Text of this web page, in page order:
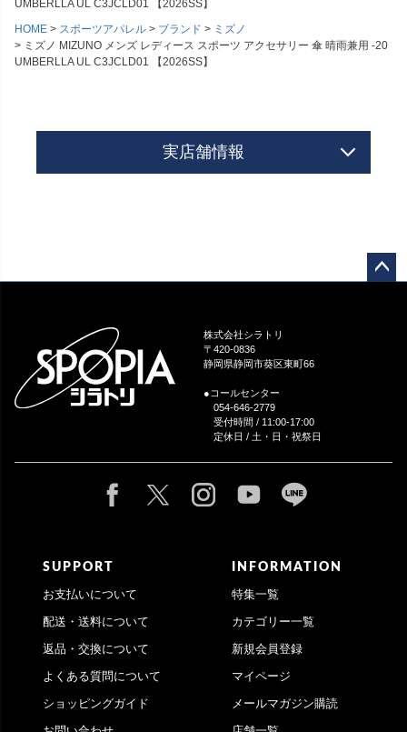
UMBERLLA UL C3JCLD01 【2026SS】
HOME
スポーツアパレル ブランド
ミズノ
ミズノ MIZUNO メンズ レディース スポーツ アクセサリー 傘 晴雨兼用 -20
UMBERLLA UL C3JCLD01 【2026SS】
実店舗情報
株式会社シラトリ
〒420-0836
静岡県静岡市葵区東町66
●コールセンター
054-646-2779
受付時間 / 11:00-17:00
定休日 / 土・日・祝祭日
SUPPORT
お支払いについて
配送・送料について
返品・交換について
よくある質問について
ショッピングガイド
INFORMATION
特集一覧
カテゴリー一覧
新規会員登録
マイページ
メールマガジン購読